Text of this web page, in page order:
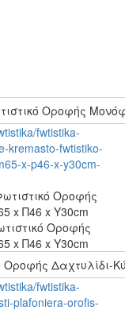
Οροφής
Οροφής
x Π46 x Y30cm
Δαχτυλίδι-